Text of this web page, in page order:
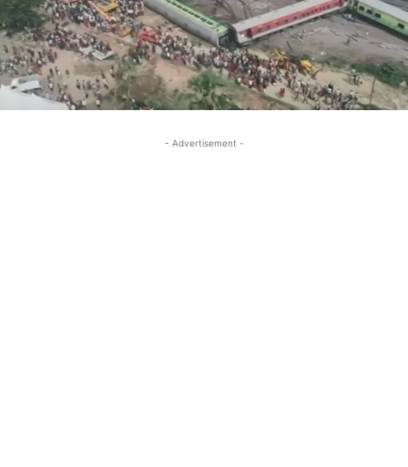
- Advertisement -